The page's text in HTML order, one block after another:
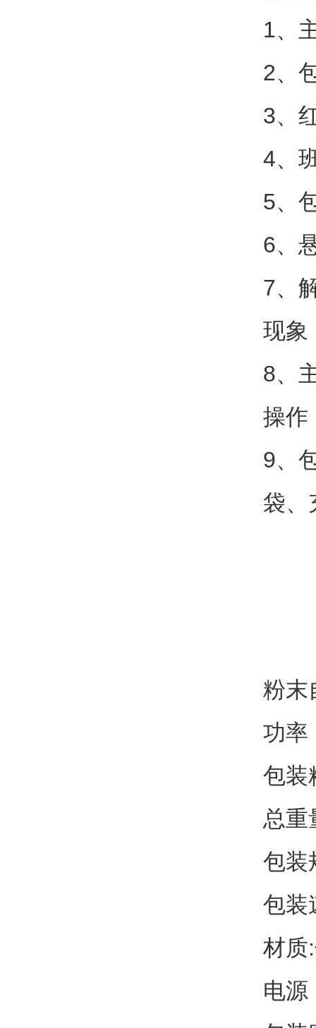
1、
2、
3、
4、
5、
6、
7、
现象
8、
操作
9、
袋、
粉末
功率
包装
总重
包装
包装
材质
电源